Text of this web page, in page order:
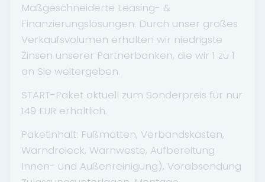
Maßgeschneiderte Leasing- &
Finanzierungslösungen. Durch unser großes
Verkaufsvolumen erhalten wir niedrigste
Zinsen unserer Partnerbanken, die wir 1 zu 1
an Sie weitergeben.
START-Paket aktuell zum Sonderpreis für nur
149 EUR erhältlich.
Paketinhalt: Fußmatten, Verbandskasten,
Warndreieck, Warnweste, Aufbereitung
Innen- und Außenreinigung), Vorabsendung